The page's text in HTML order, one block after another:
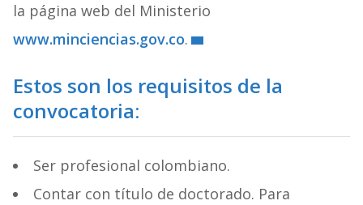
la página web del Ministerio
www.minciencias.gov.co.
Estos son los requisitos de la
convocatoria:
Ser profesional colombiano.
Contar con título de doctorado. Para